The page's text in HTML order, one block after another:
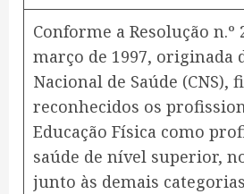
Conforme a Resolução n.º
março de 1997, originada
Nacional de Saúde (CNS),
reconhecidos os
Educação Física como
saúde de nível superior,
junto às demais